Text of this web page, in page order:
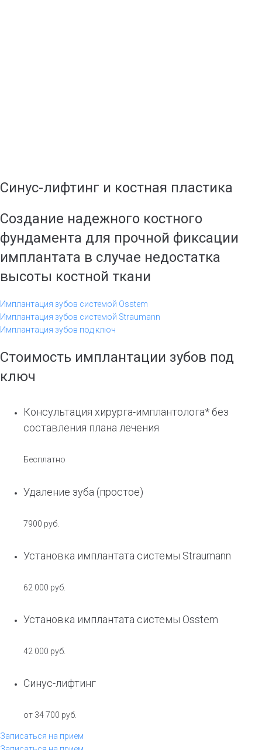
Синус-лифтинг и костная пластика
Создание надежного костного
фундамента для прочной фиксации
имплантата в случае недостатка
высоты костной ткани
Имплантация зубов системой Osstem
Имплантация зубов системой Straumann
Имплантация зубов под ключ
Стоимость имплантации зубов под
ключ
Консультация хирурга-имплантолога* без
составления плана лечения
Бесплатно
Удаление зуба (простое)
7900 руб.
Установка имплантата системы Straumann
62 000 руб.
Установка имплантата системы Osstem
42 000 руб.
Синус-лифтинг
от 34 700 руб.
Записаться на прием